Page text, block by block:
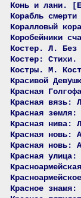
Конь и лани.
Корабль
Коралловый
Коробейники
Костер. Л. Без
Костер: Стихи.
Костры. М.
Красивой
Красная
Красная вязь:
Красная земля:
Красная нива:
Красная
Красная
Красная улица:
Красное